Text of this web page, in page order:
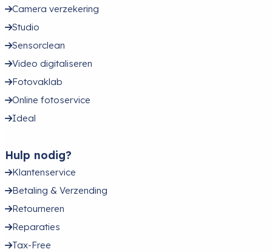
Camera verzekering
Studio
Sensorclean
Video digitaliseren
Fotovaklab
Online fotoservice
Ideal
Hulp nodig?
Klantenservice
Betaling & Verzending
Retourneren
Reparaties
Tax-Free